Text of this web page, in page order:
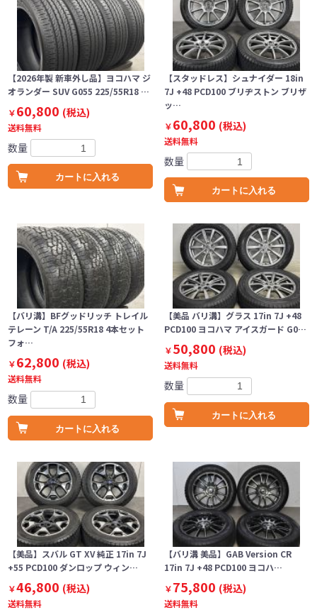
【2026年製 新車外し品】ヨコハマ ジ
オランダー SUV G055 225/55R18 …
￥60,800 (税込)
送料無料
数量
カートに入れる
【スタッドレス】シュナイダー 18in
7J +48 PCD100 ブリヂストン ブリザ
ッ…
￥60,800 (税込)
送料無料
数量
カートに入れる
【バリ溝】BFグッドリッチ トレイル
テレーン T/A 225/55R18 4本セット
フォ…
￥62,800 (税込)
送料無料
数量
カートに入れる
【美品 バリ溝】グラス 17in 7J +48
PCD100 ヨコハマ アイスガード G0…
￥50,800 (税込)
送料無料
数量
カートに入れる
【美品】スバル GT XV 純正 17in 7J
+55 PCD100 ダンロップ ウィン…
￥46,800 (税込)
送料無料
【バリ溝 美品】GAB Version CR
17in 7J +48 PCD100 ヨコハ…
￥75,800 (税込)
送料無料